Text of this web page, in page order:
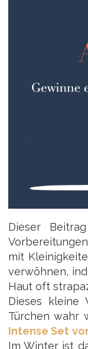
Dieser
mit
verwöhnen,
Haut oft
Dieses kleine
Türchen wahr
Intense Set
Im Winter ist